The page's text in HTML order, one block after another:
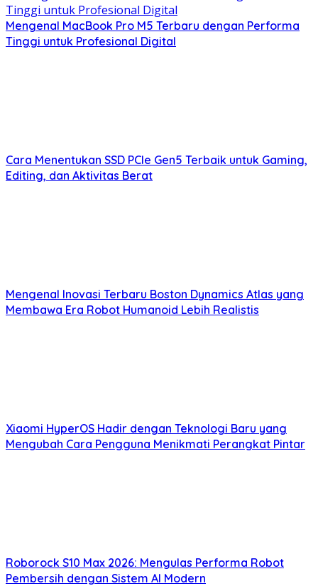
Mengenal MacBook Pro M5 Terbaru dengan Performa
Tinggi untuk Profesional Digital
Cara Menentukan SSD PCIe Gen5 Terbaik untuk Gaming,
Editing, dan Aktivitas Berat
Mengenal Inovasi Terbaru Boston Dynamics Atlas yang
Membawa Era Robot Humanoid Lebih Realistis
Xiaomi HyperOS Hadir dengan Teknologi Baru yang
Mengubah Cara Pengguna Menikmati Perangkat Pintar
Roborock S10 Max 2026: Mengulas Performa Robot
Pembersih dengan Sistem AI Modern